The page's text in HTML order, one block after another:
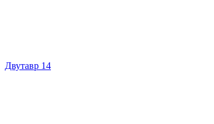
Двутавр 14